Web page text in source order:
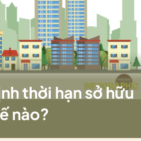
thời hạn sở hữu
nào?